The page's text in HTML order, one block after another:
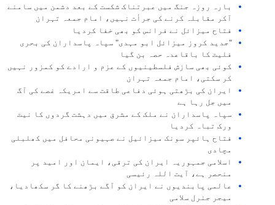
بارہ روزہ جنگ میں عبرتناک شکست کے بعد دشمن میں سامنے
آکر مقابلہ کرنے کی جرأت نہیں، امام جمعہ تہران
فتاح میزائل نے فرانس کو بھی خفا کردیا
"جدید کروز میزائل ابو مہدی" سپاہ پاسداران کی بحری
فلیٹ کا باقاعدہ حصہ بن گیا
کوئی بھی سازش فلسطینیوں کے عزم و ارادے کو کمزور نہیں
کر سکتی، امام جمعہ تہران
ایران کی بڑھتی ہوئی دفاعی طاقت سے امریکہ غصے کی آگ
میں جل رہا ہے
سپاہ پاسداران نے ملک کے مشرق میں دہشت گردوں کا نیٹ
ورک تباہ کردیا
فتاح ہائپر سونک میزائیل نے صہیونی محافل میں کھلبلی
مچادی
اسلامی جمہوریہ ایران کی ترقی، ایمان اور امید پر
منحصر ہے، آیت اللہ رئیسی
عالمی پابندیوں نے ایران کو آگے بڑھنے کا گر سکھادیا،
میجر جنرل سلامی